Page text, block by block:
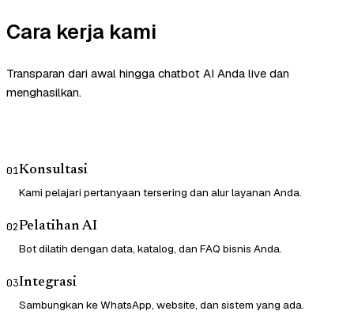
Cara kerja kami
Transparan dari awal hingga chatbot AI Anda live dan
menghasilkan.
01Konsultasi
Kami pelajari pertanyaan tersering dan alur layanan Anda.
02Pelatihan AI
Bot dilatih dengan data, katalog, dan FAQ bisnis Anda.
03Integrasi
Sambungkan ke WhatsApp, website, dan sistem yang ada.